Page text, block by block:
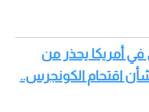
في أمريكا يحذر من
اقتحام الكونجرس..